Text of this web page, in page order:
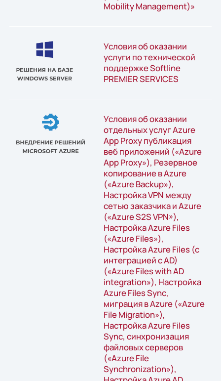
Mobility Management)»
Условия об оказании
услуги по технической
поддержке Softline
PREMIER SERVICES
Условия об оказании
отдельных услуг Azure
App Proxy публикация
веб приложений («Azure
App Proxy»), Резервное
копирование в Azure
(«Azure Backup»),
Настройка VPN между
сетью заказчика и Azure
(«Azure S2S VPN»),
Настройка Azure Files
(«Azure Files»),
Настройка Azure Files (с
интеграцией с AD)
(«Azure Files with AD
integration»), Настройка
Azure Files Synс,
миграция в Azure («Azure
File Migration»),
Настройка Azure Files
Synс, синхронизация
файловых серверов
(«Azure File
Synchronization»),